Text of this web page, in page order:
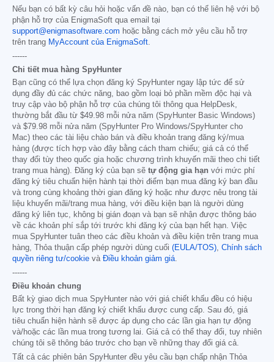
Nếu bạn có bất kỳ câu hỏi hoặc vấn đề nào, bạn có thể liên hệ với bộ
phận hỗ trợ của EnigmaSoft qua email tại
support@enigmasoftware.com hoặc bằng cách mở yêu cầu hỗ trợ
trên trang MyAccount của EnigmaSoft
------
Chi tiết mua hàng SpyHunter
Bạn cũng có thể lựa chọn đăng ký SpyHunter ngay lập tức để sử
dụng đầy đủ các chức năng, bao gồm loại bỏ phần mềm độc hại và
truy cập vào bộ phận hỗ trợ của chúng tôi thông qua HelpDesk,
thường bắt đầu từ $49.98 mỗi nửa năm (SpyHunter Basic Windows)
và $79.98 mỗi nửa năm (SpyHunter Pro Windows/SpyHunter cho
Mac) theo các tài liệu chào bán và điều khoản trang đăng ký/mua
hàng (được tích hợp vào đây bằng cách tham chiếu; giá cả có thể
thay đổi tùy theo quốc gia hoặc chương trình khuyến mãi theo chi tiết
trang mua hàng). Đăng ký của bạn sẽ tự động gia hạn với mức phí
đăng ký tiêu chuẩn hiện hành tại thời điểm bạn mua đăng ký ban đầu
và trong cùng khoảng thời gian đăng ký hoặc như được nêu trong tài
liệu khuyến mãi/trang mua hàng, với điều kiện bạn là người dùng
đăng ký liên tục, không bị gián đoạn và bạn sẽ nhận được thông báo
về các khoản phí sắp tới trước khi đăng ký của bạn hết hạn. Việc
mua SpyHunter tuân theo các điều khoản và điều kiện trên trang mua
hàng, Thỏa thuận cấp phép người dùng cuối (EULA/TOS) Chính sách
quyền riêng tư/cookie và Điều khoản giảm giá
------
Điều khoản chung
Bất kỳ giao dịch mua SpyHunter nào với giá chiết khấu đều có hiệu
lực trong thời hạn đăng ký chiết khấu được cung cấp. Sau đó, giá
tiêu chuẩn hiện hành sẽ được áp dụng cho các lần gia hạn tự động
và/hoặc các lần mua trong tương lai. Giá cả có thể thay đổi, tuy nhiên
chúng tôi sẽ thông báo trước cho bạn về những thay đổi giá cả.
Tất cả các phiên bản SpyHunter đều yêu cầu bạn chấp nhận Thỏa